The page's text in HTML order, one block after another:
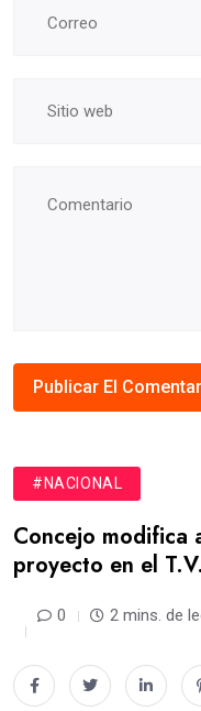
#NACIONAL
Concejo modifica
proyecto en el
0 2 mins. de